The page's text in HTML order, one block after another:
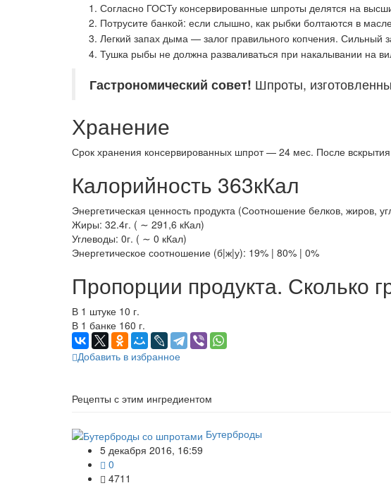
Согласно ГОСТу консервированные шпроты делятся на
Потрусите банкой: если слышно, как рыбки болтаются в
Легкий запах дыма — залог правильного копчения. Сильный
Тушка рыбы не должна разваливаться при накалывании на
Гастрономический совет! Шпроты,
Хранение
Срок хранения консервированных шпрот — 24 мес. После
Калорийность 363кКал
Энергетическая ценность продукта (Соотношение белков, жиров,
Жиры: 32.4г. ( ∼ 291,6 кКал)
Углеводы: 0г. ( ∼ 0 кКал)
Энергетическое соотношение (б|ж|у): 19% | 80% | 0%
Пропорции продукта. Сколько
В 1 штуке 10 г.
В 1 банке 160 г.
Добавить в избранное
Рецепты с этим ингредиентом
Бутерброды
5 декабря 2016, 16:59
0
4711